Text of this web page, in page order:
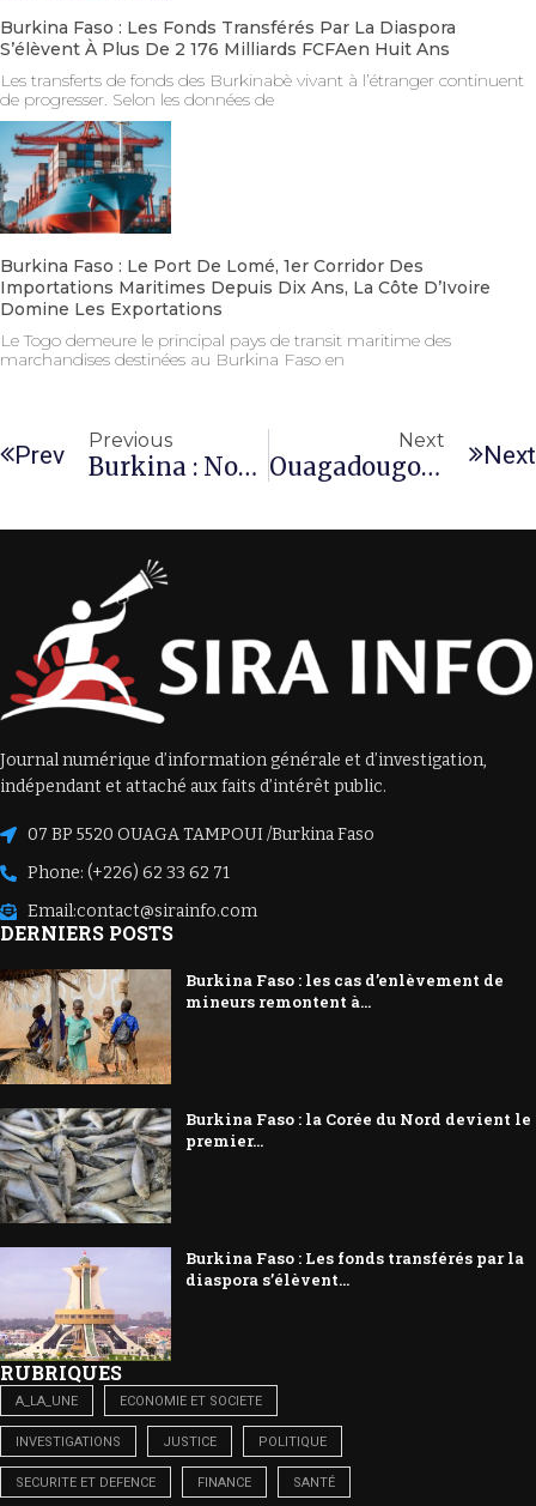
Burkina Faso : Les Fonds Transférés Par La Diaspora
S’élèvent À Plus De 2 176 Milliards FCFAen Huit Ans
Les transferts de fonds des Burkinabè vivant à l’étranger continuent
de progresser. Selon les données de
Burkina Faso : Le Port De Lomé, 1er Corridor Des
Importations Maritimes Depuis Dix Ans, La Côte D’Ivoire
Domine Les Exportations
Le Togo demeure le principal pays de transit maritime des
marchandises destinées au Burkina Faso en
Prev
Previous
Burkina : Non, La SONABHY N’était Pas Privatisée
Next
Ouagadougou : Il Tente De Cambrioler Un Voisin De Quartier Absent Et Est Attrapé Par D’autres Voisins Next
Journal numérique d’information générale et d’investigation,
indépendant et attaché aux faits d’intérêt public.
07 BP 5520 OUAGA TAMPOUI /Burkina Faso
Phone: (+226) 62 33 62 71
Email:contact@sirainfo.com
DERNIERS POSTS
Burkina Faso : les cas d’enlèvement de
mineurs remontent à...
Burkina Faso : la Corée du Nord devient le
premier...
Burkina Faso : Les fonds transférés par la
diaspora s’élèvent...
RUBRIQUES
A_LA_UNE ECONOMIE ET SOCIETE
INVESTIGATIONS JUSTICE POLITIQUE
SECURITE ET DEFENCE FINANCE SANTÉ